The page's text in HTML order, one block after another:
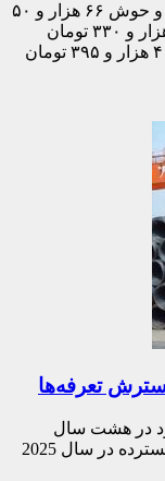
شنبه ۵ آبان ماه ۱۴۰۳، دلار در بازار آزاد حول و حوش ۶۶ هزار و ۵۰
تومان مبادله شد. یورو نیز با حدود قیمت ۷۱ هزار و ۳۳۰ تومان
عرضه شد. همچنین قیمت دلار صرافی ملی ۴۱ هزار و ۳۹۵ تومان
تعرفه‌ها
در هشت سال
گذشته خواهد رسید، قبل از اینکه تعرفه‌های گسترده در سال 2025